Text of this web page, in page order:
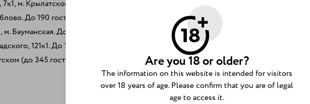
м. Крылатское. Самый большой зал — до 345 гостей, есть парковка.
До 190 гостей.
Бауманская. До 181 гостя.
121к1. До 174 гостей.
(до 345 гостей), там же удобнее с парковкой.Are you 18 or older?
The information on this website is intended for visitors
over 18 years of age. Please confirm that you are of legal
age to access it.